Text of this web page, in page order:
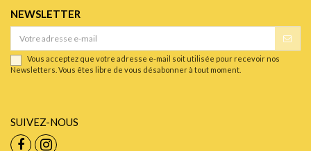
NEWSLETTER
Vous acceptez que votre adresse e-mail soit utilisée pour recevoir nos
Newsletters. Vous êtes libre de vous désabonner à tout moment.
SUIVEZ-NOUS